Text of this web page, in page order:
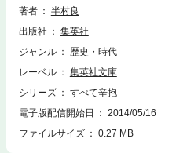
著者
半村良
出版社
集英社
ジャンル
歴史・時代
レーベル
集英社文庫
シリーズ
すべて辛抱
電子版配信開始日
2014/05/16
ファイルサイズ
0.27 MB